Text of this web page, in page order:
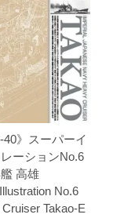
40》スーパーイ
ーションNo.6
高雄
No.6
Takao-E